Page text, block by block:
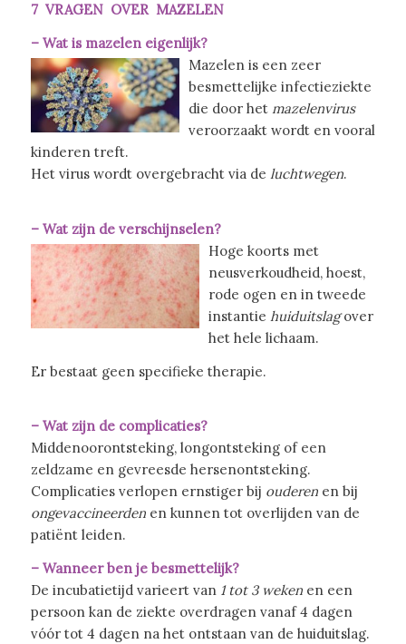
7 VRAGEN OVER MAZELEN
– Wat is mazelen eigenlijk?
Mazelen is een zeer
besmettelijke infectieziekte
die door het mazelenvirus
veroorzaakt wordt en vooral
kinderen treft.
Het virus wordt overgebracht via de luchtwegen.
– Wat zijn de verschijnselen?
Hoge koorts met
neusverkoudheid, hoest,
rode ogen en in tweede
instantie huiduitslagover
het hele lichaam.
Er bestaat geen specifieke therapie.
– Wat zijn de complicaties?
Middenoorontsteking, longontsteking of een
zeldzame en gevreesde hersenontsteking.
Complicaties verlopen ernstiger bij ouderenen bij
ongevaccineerdenen kunnen tot overlijden van de
patiënt leiden.
– Wanneer ben je besmettelijk?
De incubatietijd varieert van 1 tot 3 wekenen een
persoon kan de ziekte overdragen vanaf 4 dagen
vóór tot 4 dagen na het ontstaan van de huiduitslag.